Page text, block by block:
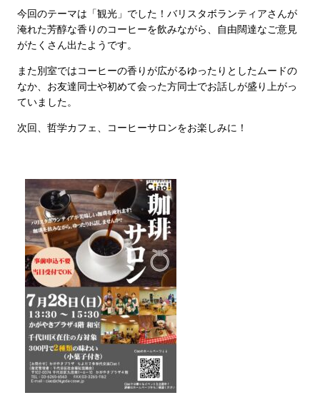
今回のテーマは「観光」でした！バリスタボランティアさんが
淹れた芳醇な香りのコーヒーを飲みながら、自由闊達なご意見
がたくさん出たようです。
また別室ではコーヒーの香りが広がるゆったりとしたムードの
なか、お友達同士や初めて会った方同士でお話しが盛り上がっ
ていました。
次回、哲学カフェ、コーヒーサロンをお楽しみに！